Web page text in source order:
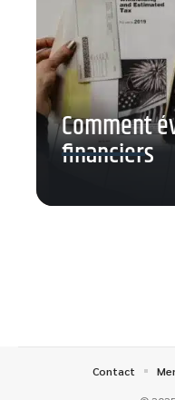
Comment
financiers
Contact